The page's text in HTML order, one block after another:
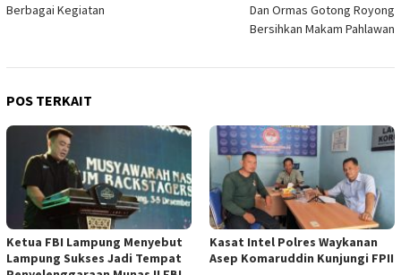
Berbagai Kegiatan
Dan Ormas Gotong Royong
Bersihkan Makam Pahlawan
POS TERKAIT
Ketua FBI Lampung Menyebut
Lampung Sukses Jadi Tempat
Kasat Intel Polres Waykanan
Asep Komaruddin Kunjungi FPII